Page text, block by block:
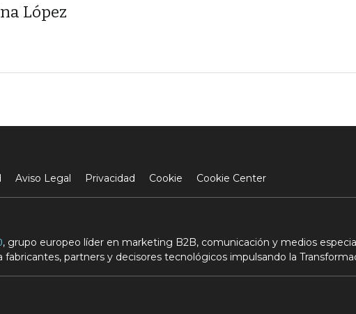
López
Aviso Legal Privacidad Cookie Cookie Center
, grupo europeo líder en marketing B2B, comunicación y medios
partners y decisores tecnológicos impulsando la